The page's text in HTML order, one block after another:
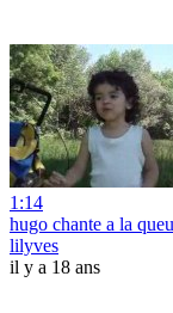
1:14
hugo chante a la
lilyves
il y a 18 ans